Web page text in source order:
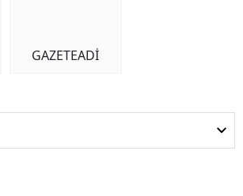
GAZETEADI